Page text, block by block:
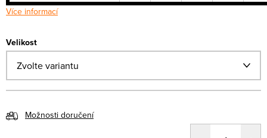
Více informací
Velikost
Možnosti doručení